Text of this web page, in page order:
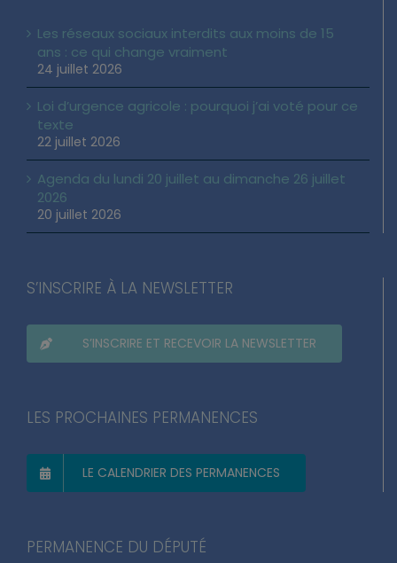
Les réseaux sociaux interdits aux moins de 15
ans : ce qui change vraiment
24 juillet 2026
Loi d’urgence agricole : pourquoi j’ai voté pour ce
texte
22 juillet 2026
Agenda du lundi 20 juillet au dimanche 26 juillet
2026
20 juillet 2026
S’INSCRIRE À LA NEWSLETTER
S’INSCRIRE ET RECEVOIR LA NEWSLETTER
LES PROCHAINES PERMANENCES
LE CALENDRIER DES PERMANENCES
PERMANENCE DU DÉPUTÉ